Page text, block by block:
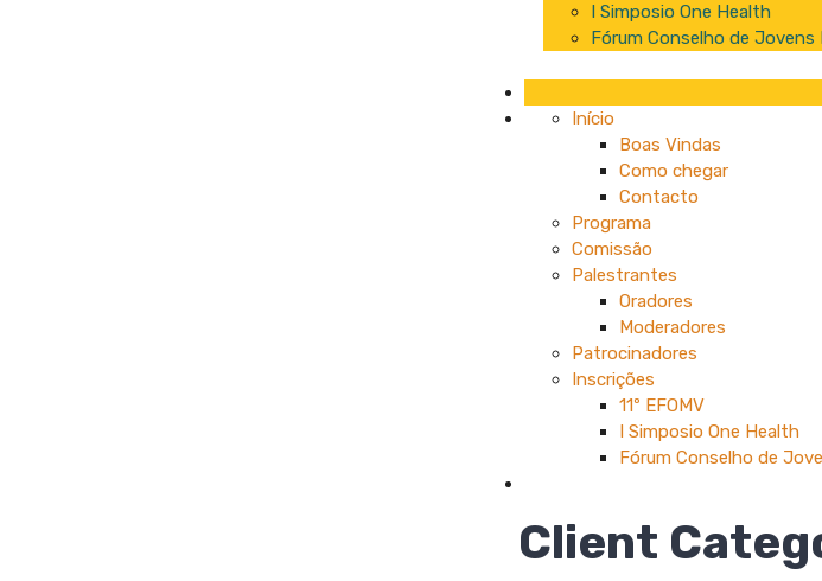
I Simposio One Health
Fórum Conselho de Jovens
Início
Boas Vindas
Como chegar
Contacto
Programa
Comissão
Palestrantes
Oradores
Moderadores
Patrocinadores
Inscrições
11º EFOMV
I Simposio One Health
Fórum Conselho de
Client